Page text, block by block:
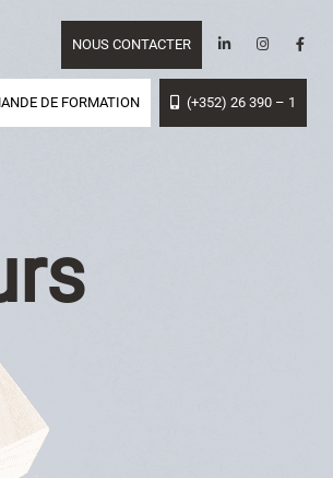
NOUS CONTACTER
DE FORMATION (+352) 26 390 – 1